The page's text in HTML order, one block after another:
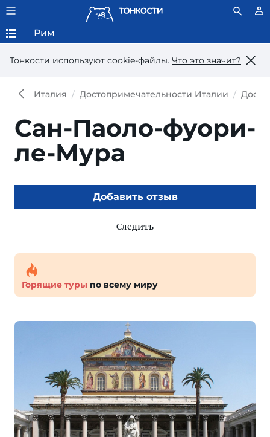
Тонкости используют сookie-файлы. Что это значит?
Рим
Италия Достопримечательности Италии
Сан-Паоло-фуори-
ле-Мура
Добавить отзыв
Следить
Горящие туры по всему миру